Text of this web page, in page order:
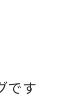
です